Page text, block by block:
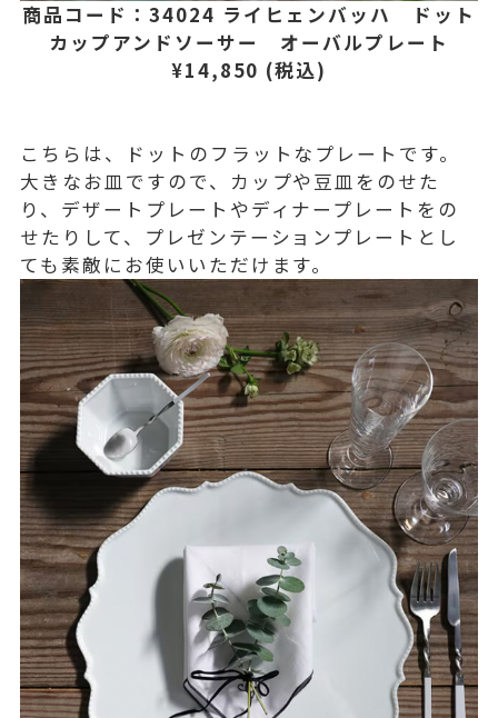
商品コード：34024 ライヒェンバッハ ドット
カップアンドソーサー オーバルプレート
¥14,850 (税込)
こちらは、ドットのフラットなプレートです。
大きなお皿ですので、カップや豆皿をのせた
り、デザートプレートやディナープレートをの
せたりして、プレゼンテーションプレートとし
ても素敵にお使いいただけます。